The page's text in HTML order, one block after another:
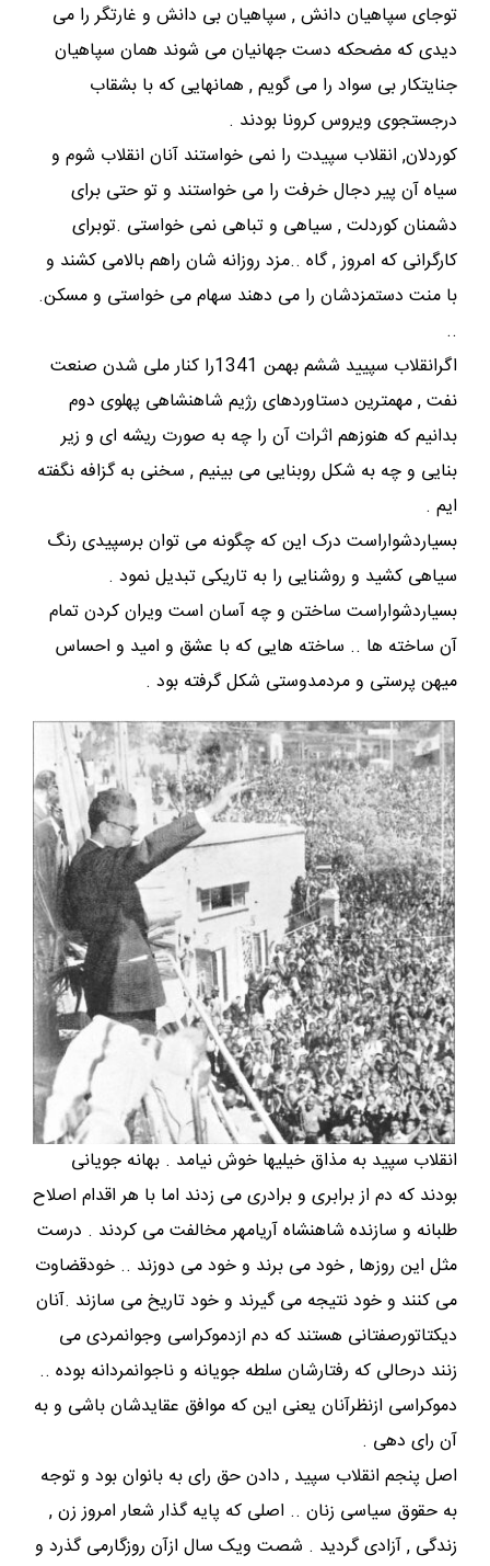
توجای سپاهیان دانش , سپاهیان بی دانش و غارتگر را می
دیدی که مضحکه دست جهانیان می شوند همان سپاهیان
جنایتکار بی سواد را می گویم , همانهایی که با بشقاب
درجستجوی ویروس کرونا بودند .
کوردلان, انقلاب سپیدت را نمی خواستند آنان انقلاب شوم و
سیاه آن پیر دجال خرفت را می خواستند و تو حتی برای
دشمنان کوردلت , سیاهی و تباهی نمی خواستی .توبرای
کارگرانی که امروز , گاه ..مزد روزانه شان راهم بالامی کشند و
با منت دستمزدشان را می دهند سهام می خواستی و مسکن.
..
اگرانقلاب سپیید ششم بهمن 1341را کنار ملی شدن صنعت
نفت , مهمترین دستاوردهای رژیم شاهنشاهی پهلوی دوم
بدانیم که هنوزهم اثرات آن را چه به صورت ریشه ای و زیر
بنایی و چه به شکل روبنایی می بینیم , سخنی به گزافه نگفته
ایم .
بسیاردشواراست درک این که چگونه می توان برسپیدی رنگ
سیاهی کشید و روشنایی را به تاریکی تبدیل نمود .
بسیاردشواراست ساختن و چه آسان است ویران کردن تمام
آن ساخته ها .. ساخته هایی که با عشق و امید و احساس
میهن پرستی و مردمدوستی شکل گرفته بود .
انقلاب سپید به مذاق خیلیها خوش نیامد . بهانه جویانی
بودند که دم از برابری و برادری می زدند اما با هر اقدام اصلاح
طلبانه و سازنده شاهنشاه آریامهر مخالفت می کردند . درست
مثل این روزها , خود می برند و خود می دوزند .. خودقضاوت
می کنند و خود نتیجه می گیرند و خود تاریخ می سازند .آنان
دیکتاتورصفتانی هستند که دم ازدموکراسی وجوانمردی می
زنند درحالی که رفتارشان سلطه جویانه و ناجوانمردانه بوده ..
دموکراسی ازنظرآنان یعنی این که موافق عقایدشان باشی و به
آن رای دهی .
اصل پنجم انقلاب سپید , دادن حق رای به بانوان بود و توجه
به حقوق سیاسی زنان .. اصلی که پایه گذار شعار امروز زن ,
زندگی , آزادی گردید . شصت ویک سال ازآن روزگارمی گذرد و